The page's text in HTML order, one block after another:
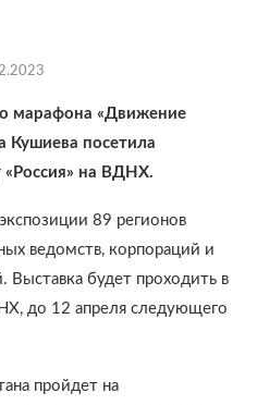
марафона «Движение
Кушиева посетила
на ВДНХ.
89 регионов
ведомств, корпораций и
Выставка будет проходить в
до 12 апреля следующего
пройдет на